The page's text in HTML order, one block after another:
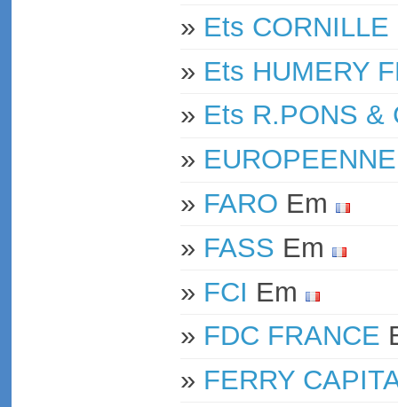
» Ets
» Ets HUMERY
» Ets R.PONS &
»
» FARO Em
» FASS Em
» FCI Em
» FDC FRANCE
» FERRY